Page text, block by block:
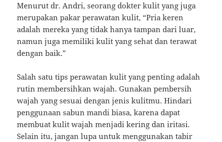
Menurut dr. Andri, seorang dokter kulit yang juga
merupakan pakar perawatan kulit, “Pria keren
adalah mereka yang tidak hanya tampan dari luar,
namun juga memiliki kulit yang sehat dan terawat
dengan baik.”
Salah satu tips perawatan kulit yang penting adalah
rutin membersihkan wajah. Gunakan pembersih
wajah yang sesuai dengan jenis kulitmu. Hindari
penggunaan sabun mandi biasa, karena dapat
membuat kulit wajah menjadi kering dan iritasi.
Selain itu, jangan lupa untuk menggunakan tabir